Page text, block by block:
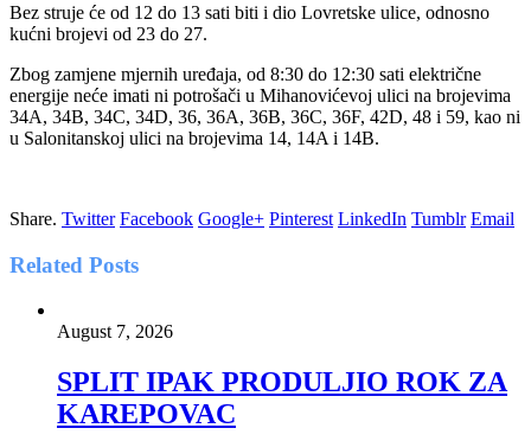
Bez struje će od 12 do 13 sati biti i dio Lovretske ulice, odnosno
kućni brojevi od 23 do 27.
Zbog zamjene mjernih uređaja, od 8:30 do 12:30 sati električne
energije neće imati ni potrošači u Mihanovićevoj ulici na brojevima
34A, 34B, 34C, 34D, 36, 36A, 36B, 36C, 36F, 42D, 48 i 59, kao ni
u Salonitanskoj ulici na brojevima 14, 14A i 14B.
Share. Twitter Facebook Google+ Pinterest LinkedIn Tumblr Email
Related Posts
August 7, 2026
SPLIT IPAK PRODULJIO ROK ZA
KAREPOVAC